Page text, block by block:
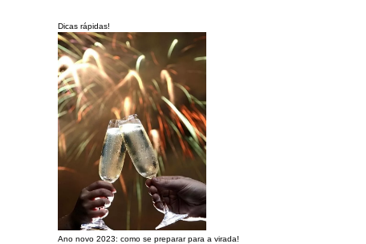
Dicas rápidas!
Ano novo 2023: como se preparar para a virada!